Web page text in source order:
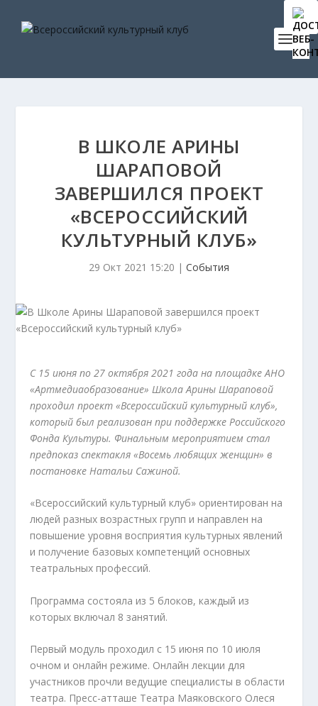
В ШКОЛЕ АРИНЫ
ШАРАПОВОЙ
ЗАВЕРШИЛСЯ ПРОЕКТ
«ВСЕРОССИЙСКИЙ
КУЛЬТУРНЫЙ КЛУБ»
29 Окт 2021 15:20 | События
С 15 июня по 27 октября 2021 года на площадке АНО
«Артмедиаобразование» Школа Арины Шараповой
проходил проект «Всероссийский культурный клуб»,
который был реализован при поддержке Российского
Фонда Культуры. Финальным мероприятием стал
предпоказ спектакля «Восемь любящих женщин» в
постановке Натальи Сажиной.
«Всероссийский культурный клуб» ориентирован на
людей разных возрастных групп и направлен на
повышение уровня восприятия культурных явлений
и получение базовых компетенций основных
театральных профессий.
Программа состояла из 5 блоков, каждый из
которых включал 8 занятий.
Первый модуль проходил с 15 июня по 10 июля
очном и онлайн режиме. Онлайн лекции для
участников прочли ведущие специалисты в области
театра. Пресс-атташе Театра Маяковского Олеся